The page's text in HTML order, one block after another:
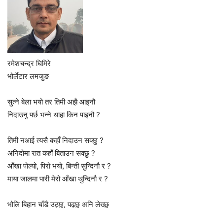
रमेशचन्द्र घिमिरे
भोर्लेटार लमजुङ
सुत्ने बेला भयो तर तिमी अझै आइनौ
निदाउनु पर्छ भन्ने थाहा किन पाइनौ ?
तिमी नआई त्यसै कहाँ निदाउन सक्छु ?
अनिदोमा रात कहाँ बिताउन सक्छु ?
आँखा पोल्यो, पिरो भयो, बिन्ती सुन्दिनौ र ?
माया जालमा पारी मेरो आँखा थुन्दिनौ र ?
भोलि बिहान चाँडै उठ्छु, पढ्छु अनि लेख्छु